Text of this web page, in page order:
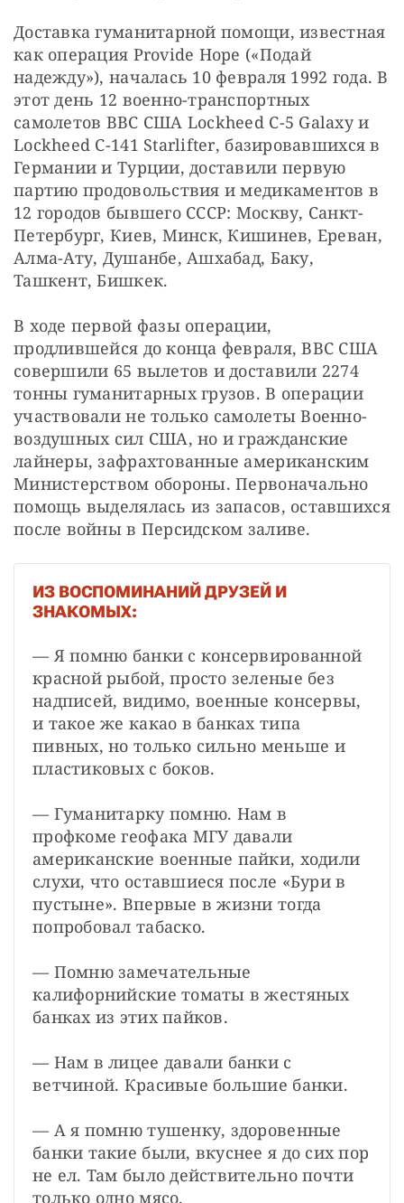
Доставка гуманитарной помощи, известная
как операция Provide Hope («Подай
надежду»), началась 10 февраля 1992 года. В
этот день 12 военно-транспортных
самолетов ВВС США Lockheed C-5 Galaxy и
Lockheed C-141 Starlifter, базировавшихся в
Германии и Турции, доставили первую
партию продовольствия и медикаментов в
12 городов бывшего СССР: Москву, Санкт-
Петербург, Киев, Минск, Кишинев, Ереван,
Алма-Ату, Душанбе, Ашхабад, Баку,
Ташкент, Бишкек.
В ходе первой фазы операции,
продлившейся до конца февраля, ВВС США
совершили 65 вылетов и доставили 2274
тонны гуманитарных грузов. В операции
участвовали не только самолеты Военно-
воздушных сил США, но и гражданские
лайнеры, зафрахтованные американским
Министерством обороны. Первоначально
помощь выделялась из запасов, оставшихся
после войны в Персидском заливе.
ИЗ ВОСПОМИНАНИЙ ДРУЗЕЙ И
ЗНАКОМЫХ:
— Я помню банки с консервированной
красной рыбой, просто зеленые без
надписей, видимо, военные консервы,
и такое же какао в банках типа
пивных, но только сильно меньше и
пластиковых с боков.
— Гуманитарку помню. Нам в
профкоме геофака МГУ давали
американские военные пайки, ходили
слухи, что оставшиеся после «Бури в
пустыне». Впервые в жизни тогда
попробовал табаско.
— Помню замечательные
калифорнийские томаты в жестяных
банках из этих пайков.
— Нам в лицее давали банки с
ветчиной. Красивые большие банки.
— А я помню тушенку, здоровенные
банки такие были, вкуснее я до сих пор
не ел. Там было действительно почти
только одно мясо.